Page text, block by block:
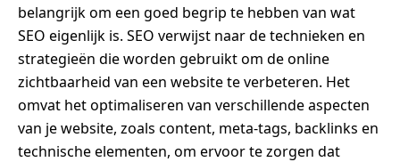
belangrijk om een goed begrip te hebben van wat
SEO eigenlijk is. SEO verwijst naar de technieken en
strategieën die worden gebruikt om de online
zichtbaarheid van een website te verbeteren. Het
omvat het optimaliseren van verschillende aspecten
van je website, zoals content, meta-tags, backlinks en
technische elementen, om ervoor te zorgen dat